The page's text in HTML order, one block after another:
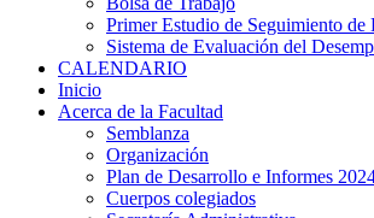
Primer Estudio de Seguimiento de
Sistema de Evaluación del
CALENDARIO
Inicio
Acerca de la Facultad
Semblanza
Organización
Plan de Desarrollo e Informes
Cuerpos colegiados